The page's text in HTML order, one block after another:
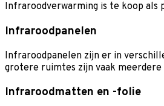
Infraroodverwarming is te koop
Infraroodpanelen
Infraroodpanelen zijn er in
grotere ruimtes zijn vaak meerdere
Infraroodmatten en -folie